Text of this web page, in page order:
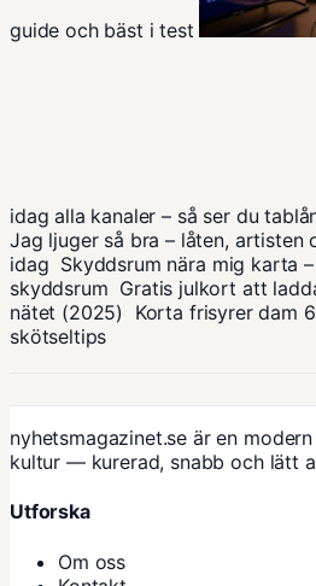
guide och bäst i test
idag alla kanaler – så ser du
Jag ljuger så bra – låten, artisten
idag Skyddsrum nära mig karta
skyddsrum Gratis julkort att
nätet (2025)
Korta frisyrer dam
skötseltips
nyhetsmagazinet.se är en
kultur — kurerad, snabb och lätt
Utforska
Om oss